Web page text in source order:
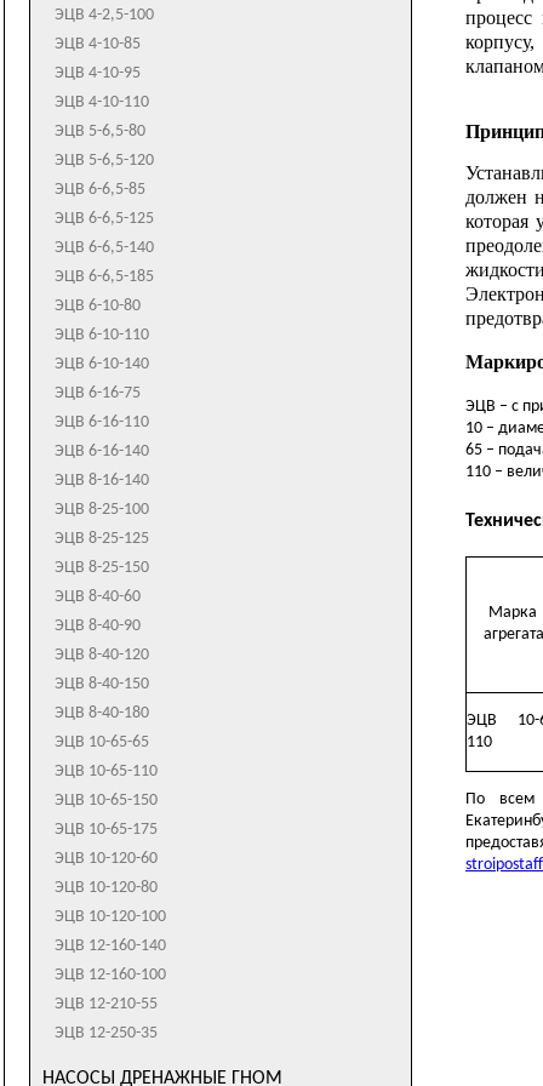
К65-50-160
К65-50-160а
К80-50-200
К80-50-200а
К80-65-160
К80-65-160а
К100-65-200
К100-65-200а
К100-65-200б
К100-65-250
К100-65-250а
К100-80-160
К100-80-160а
К150-125-315
К150-125-315а
К160/30
К160/30а
К200-150-250
К200-150-315
К200-150-400
КМ100-65-200
КМ100-80-160
КМ150-125-250
ЭЦВ 4-2,5-100
ЭЦВ 4-10-85
ЭЦВ 4-10-95
ЭЦВ 4-10-110
ЭЦВ 5-6,5-80
ЭЦВ 5-6,5-120
ЭЦВ 6-6,5-85
ЭЦВ 6-6,5-125
ЭЦВ 6-6,5-140
ЭЦВ 6-6,5-185
ЭЦВ 6-10-80
ЭЦВ 6-10-110
ЭЦВ 6-10-140
ЭЦВ 6-16-75
ЭЦВ 6-16-110
ЭЦВ 6-16-140
ЭЦВ 8-16-140
ЭЦВ 8-25-100
ЭЦВ 8-25-125
ЭЦВ 8-25-150
ЭЦВ 8-40-60
ЭЦВ 8-40-90
ЭЦВ 8-40-120
ЭЦВ 8-40-150
ЭЦВ 8-40-180
ЭЦВ 10-65-65
ЭЦВ 10-65-110
ЭЦВ 10-65-150
ЭЦВ 10-65-175
ЭЦВ 10-120-60
ЭЦВ 10-120-80
ЭЦВ 10-120-100
ЭЦВ 12-160-140
ЭЦВ 12-160-100
ЭЦВ 12-210-55
ЭЦВ 12-250-35
НАСОСЫ ДРЕНАЖНЫЕ ГНОМ
процесс
корпусу,
должен
которая
ЭЦВ – с
10 –
65 –
110 –
Марка
агрегата
ЭЦВ 10-
110
По всем